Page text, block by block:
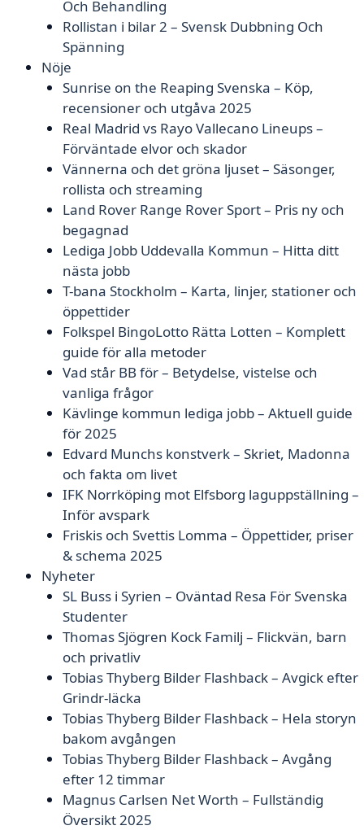
Och Behandling
Rollistan i bilar 2 – Svensk Dubbning Och
Spänning
Nöje
Sunrise on the Reaping Svenska – Köp,
recensioner och utgåva 2025
Real Madrid vs Rayo Vallecano Lineups –
Förväntade elvor och skador
Vännerna och det gröna ljuset – Säsonger,
rollista och streaming
Land Rover Range Rover Sport – Pris ny och
begagnad
Lediga Jobb Uddevalla Kommun – Hitta ditt
nästa jobb
T-bana Stockholm – Karta, linjer, stationer och
öppettider
Folkspel BingoLotto Rätta Lotten – Komplett
guide för alla metoder
Vad står BB för – Betydelse, vistelse och
vanliga frågor
Kävlinge kommun lediga jobb – Aktuell guide
för 2025
Edvard Munchs konstverk – Skriet, Madonna
och fakta om livet
IFK Norrköping mot Elfsborg laguppställning –
Inför avspark
Friskis och Svettis Lomma – Öppettider, priser
& schema 2025
Nyheter
SL Buss i Syrien – Oväntad Resa För Svenska
Studenter
Thomas Sjögren Kock Familj – Flickvän, barn
och privatliv
Tobias Thyberg Bilder Flashback – Avgick efter
Grindr-läcka
Tobias Thyberg Bilder Flashback – Hela storyn
bakom avgången
Tobias Thyberg Bilder Flashback – Avgång
efter 12 timmar
Magnus Carlsen Net Worth – Fullständig
Översikt 2025